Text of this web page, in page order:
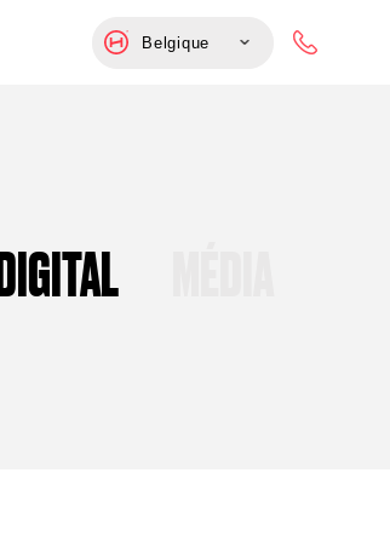
Belgique
DIGITAL